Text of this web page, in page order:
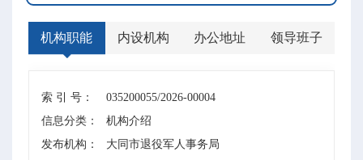
机构职能 内设机构 办公地址 领导班子
索 引 号：
035200055/2026-00004
信息分类：
机构介绍
发布机构：
大同市退役军人事务局